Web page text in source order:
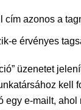
azonos a
e érvényes
üzenetet
kell
e-mailt,